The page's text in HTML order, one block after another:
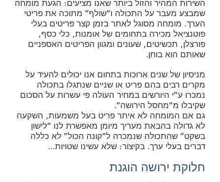
השירות המהיר והזול ביותר שאנו מציעים: הגעת מומחה
שמבצע מעבר על התכולה ו"שולף" מתוכה את פריטי
הערך. מומחה מסוגל לאתר בזמן קצר פריטים בעלי
פוטנציאל מכירה בתחומים של אומנות, כלי כסף,
פורצלן, תכשיטים, שעונים ומגוון הפריטים האספניים
שאותם הוא בוחן.
מניסיון של שנים ארוכות בתחום אנו יכולים להעיד על
מקרים רבים בהם פריט או שניים שנתגלו בתכולה
נמכרו ע"י היורשים במחיר העולה פי עשרות על הסכום
שקיבלו מ"מחסל הירושה".
גם אם המומחה לא איתר פריט בעל משמעות, השקעה
לא גדולה בהבאת מעריך מיומן מאפשרת לנו "לישון
בשקט" שהתכולה שנמכרה ל"קונה הכול" לא כללה
דברים בעלי ערך. בקיצור: שלא עשינו שטויות…
חלוקת ירושה הוגנת